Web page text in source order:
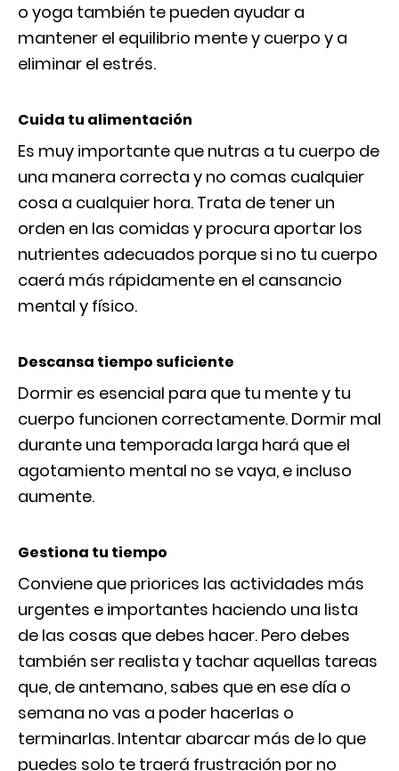
o yoga también te pueden ayudar a
mantener el equilibrio mente y cuerpo y a
eliminar el estrés.
Cuida tu alimentación
Es muy importante que nutras a tu cuerpo de
una manera correcta y no comas cualquier
cosa a cualquier hora. Trata de tener un
orden en las comidas y procura aportar los
nutrientes adecuados porque si no tu cuerpo
caerá más rápidamente en el cansancio
mental y físico.
Descansa tiempo suficiente
Dormir es esencial para que tu mente y tu
cuerpo funcionen correctamente. Dormir mal
durante una temporada larga hará que el
agotamiento mental no se vaya, e incluso
aumente.
Gestiona tu tiempo
Conviene que priorices las actividades más
urgentes e importantes haciendo una lista
de las cosas que debes hacer. Pero debes
también ser realista y tachar aquellas tareas
que, de antemano, sabes que en ese día o
semana no vas a poder hacerlas o
terminarlas. Intentar abarcar más de lo que
puedes solo te traerá frustración por no